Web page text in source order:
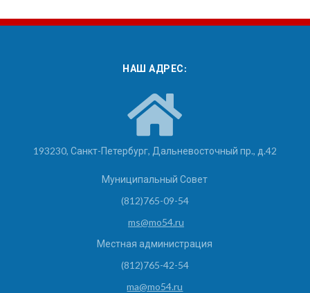
НАШ АДРЕС:
193230, Санкт-Петербург, Дальневосточный пр., д.42
Муниципальный Совет
(812)765-09-54
ms@mo54.ru
Местная администрация
(812)765-42-54
ma@mo54.ru